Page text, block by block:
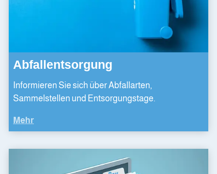
Abfallentsorgung
Informieren Sie sich über Abfallarten,
Sammelstellen und Entsorgungstage.
Mehr